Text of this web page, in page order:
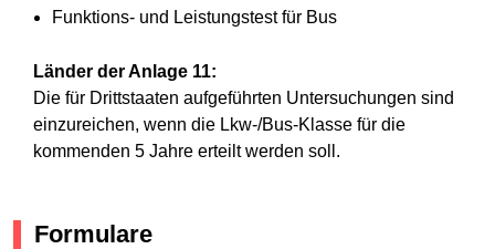
Funktions- und Leistungstest für Bus
Länder der Anlage 11:
Die für Drittstaaten aufgeführten Untersuchungen sind
einzureichen, wenn die Lkw-/Bus-Klasse für die
kommenden 5 Jahre erteilt werden soll.
Formulare